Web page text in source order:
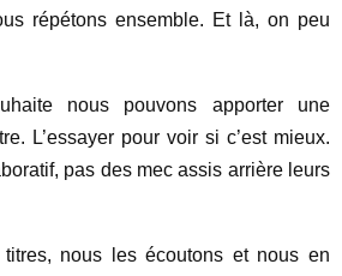
répétons ensemble. Et là, on peu
nous pouvons apporter une
L’essayer pour voir si c’est mieux.
pas des mec assis arrière leurs
nous les écoutons et nous en